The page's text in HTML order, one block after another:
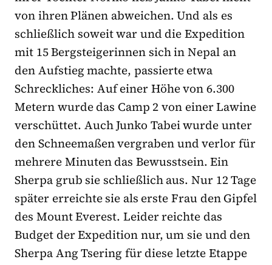
von ihren Plänen abweichen. Und als es
schließlich soweit war und die Expedition
mit 15 Bergsteigerinnen sich in Nepal an
den Aufstieg machte, passierte etwa
Schreckliches: Auf einer Höhe von 6.300
Metern wurde das Camp 2 von einer Lawine
verschüttet. Auch Junko Tabei wurde unter
den Schneemaßen vergraben und verlor für
mehrere Minuten das Bewusstsein. Ein
Sherpa grub sie schließlich aus. Nur 12 Tage
später erreichte sie als erste Frau den Gipfel
des Mount Everest. Leider reichte das
Budget der Expedition nur, um sie und den
Sherpa Ang Tsering für diese letzte Etappe